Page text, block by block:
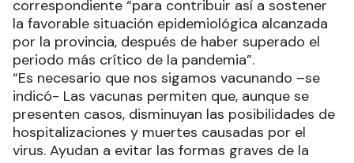
correspondiente “para contribuir así a sostener
la favorable situación epidemiológica alcanzada
por la provincia, después de haber superado el
periodo más crítico de la pandemia”.
“Es necesario que nos sigamos vacunando –se
indicó- Las vacunas permiten que, aunque se
presenten casos, disminuyan las posibilidades de
hospitalizaciones y muertes causadas por el
virus. Ayudan a evitar las formas graves de la